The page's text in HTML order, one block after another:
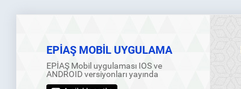
EPİAŞ MOBİL UYGULAMA
EPİAŞ Mobil uygulaması IOS ve
ANDROID versiyonları yayında